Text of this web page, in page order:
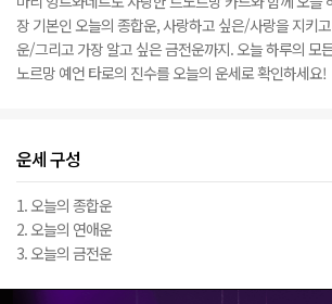
장 기본인 오늘의 종합운, 사랑하고 싶은/사랑을 지키
운/그리고 가장 알고 싶은 금전운까지. 오늘 하루의 모
노르망 예언 타로의 진수를 오늘의 운세로 확인하세요!
운세 구성
1. 오늘의 종합운
2. 오늘의 연애운
3. 오늘의 금전운